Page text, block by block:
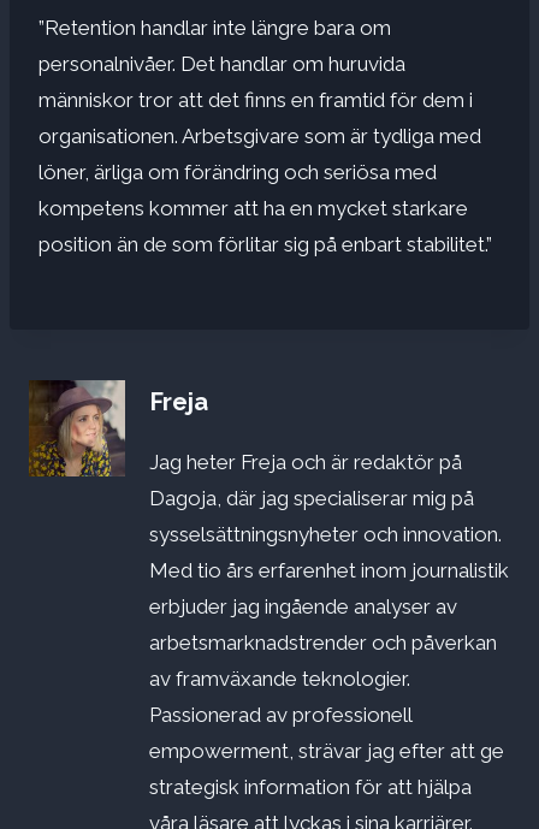
”Retention handlar inte längre bara om
personalnivåer. Det handlar om huruvida
människor tror att det finns en framtid för dem i
organisationen. Arbetsgivare som är tydliga med
löner, ärliga om förändring och seriösa med
kompetens kommer att ha en mycket starkare
position än de som förlitar sig på enbart stabilitet.”
Freja
Jag heter Freja och är redaktör på
Dagoja, där jag specialiserar mig på
sysselsättningsnyheter och innovation.
Med tio års erfarenhet inom journalistik
erbjuder jag ingående analyser av
arbetsmarknadstrender och påverkan
av framväxande teknologier.
Passionerad av professionell
empowerment, strävar jag efter att ge
strategisk information för att hjälpa
våra läsare att lyckas i sina karriärer.